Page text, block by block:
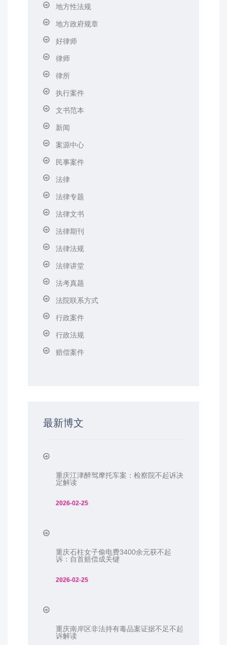
地方性法规
地方政府规章
好律师
律师
律所
执行案件
文书范本
新闻
案源中心
民事案件
法律
法律专题
法律文书
法律期刊
法律法规
法律讲堂
法考真题
法院联系方式
行政案件
行政法规
赔偿案件
最新博文
重庆江津醉驾摩托车案：检察院不起诉决
定解读
2026-02-25
重庆石柱女子偷电费3400余元获不起
诉：自首赔偿成关键
2026-02-25
重庆南岸区非法持有毒品案证据不足不起
诉解读